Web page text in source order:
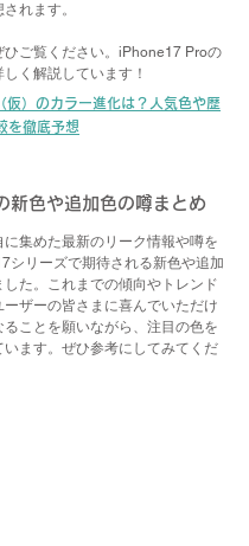
れます。
ひご覧ください。iPhone17 Proの
く解説しています！
）のカラー進化は？人気色や歴
を徹底予想
色や追加色の噂まとめ
集めた最新のリーク情報や噂を
シリーズで期待される新色や追加
た。これまでの傾向やトレンド
ーザーの皆さまに喜んでいただけ
ることを願いながら、注目の色を
います。ぜひ参考にしてみてくだ